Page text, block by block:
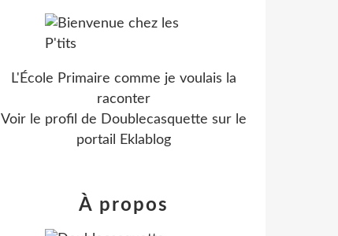
L'École Primaire comme je voulais la
raconter
Voir le profil de Doublecasquette sur le
portail Eklablog
À propos